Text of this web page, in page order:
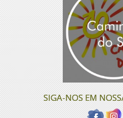
SIGA-NOS EM